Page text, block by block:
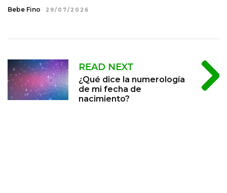
Bebe Fino 29/07/2026
READ NEXT
¿Qué dice la numerología
de mi fecha de
nacimiento?